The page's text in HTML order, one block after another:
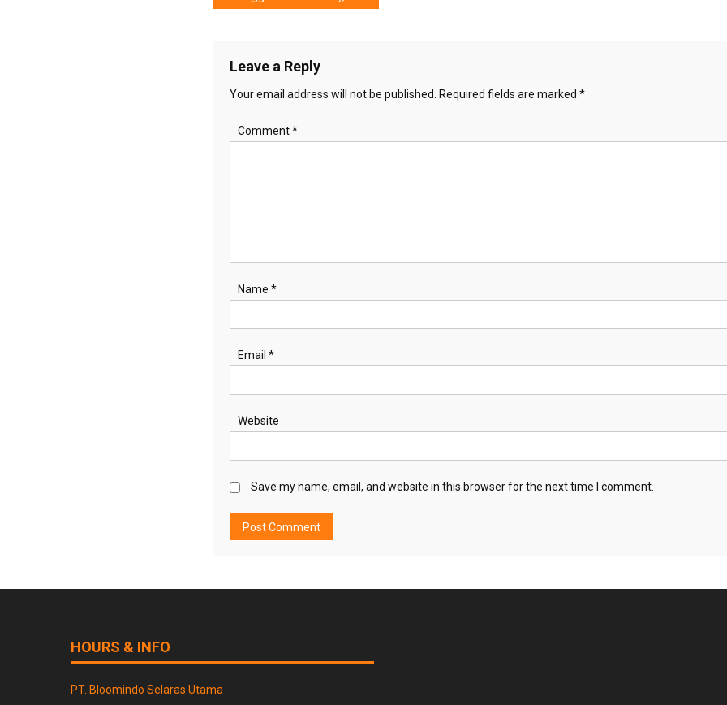
Leave a Reply
Your email address will not be published. Required fields are marked *
Comment*
Name *
Email *
Website
Save my name, email, and website in this browser for the next time I comment.
HOURS & INFO
PT. Bloomindo Selaras Utama